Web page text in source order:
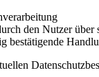
den Nutzer
bestätigende